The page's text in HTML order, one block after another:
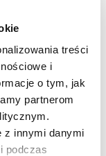
treści
i
o tym, jak
partnerom
z innymi danymi
podczas